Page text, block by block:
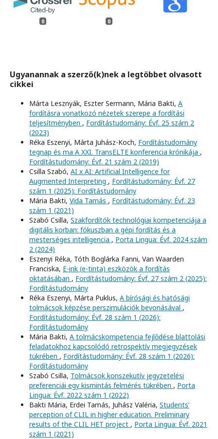
0 0
Ugyanannak a szerző(k)nek a legtöbbet olvasott
cikkei
Márta Lesznyák, Eszter Sermann, Mária Bakti, A
fordításra vonatkozó nézetek szerepe a fordítási
teljesítményben , Fordítástudomány: Évf. 25 szám 2
(2023)
Réka Eszenyi, Márta Juhász-Koch, Fordítástudomány
tegnap és ma A XXI. TransELTE konferencia krónikája ,
Fordítástudomány: Évf. 21 szám 2 (2019)
Csilla Szabó, AI x AI: Artificial Intelligence for
Augmented Interpreting , Fordítástudomány: Évf. 27
szám 1 (2025): Fordítástudomány
Mária Bakti, Vida Tamás , Fordítástudomány: Évf. 23
szám 1 (2021)
Szabó Csilla, Szakfordítók technológiai kompetenciája a
digitális korban: fókuszban a gépi fordítás és a
mesterséges intelligencia , Porta Lingua: Évf. 2024 szám
2 (2024)
Eszenyi Réka, Tóth Boglárka Fanni, Van Waarden
Franciska, E-ink (e-tinta) eszközök a fordítás
oktatásában , Fordítástudomány: Évf. 27 szám 2 (2025):
Fordítástudomány
Réka Eszenyi, Márta Puklus, A bírósági és hatósági
tolmácsok képzése perszimulációk bevonásával ,
Fordítástudomány: Évf. 28 szám 1 (2026):
Fordítástudomány
Mária Bakti, A tolmácskompetencia fejlődése blattolási
feladatokhoz kapcsolódó retrospektív megjegyzések
tükrében , Fordítástudomány: Évf. 28 szám 1 (2026):
Fordítástudomány
Szabó Csilla, Tolmácsok konszekutív jegyzetelési
preferenciái egy kismintás felmérés tükrében , Porta
Lingua: Évf. 2022 szám 1 (2022)
Bakti Mária, Erdei Tamás, Juhász Valéria, Students’
perception of CLIL in higher education. Preliminary
results of the CLIL HET project , Porta Lingua: Évf. 2021
szám 1 (2021)